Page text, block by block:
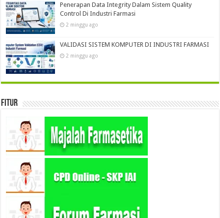
Penerapan Data Integrity Dalam Sistem Quality
Control Di Industri Farmasi
2 minggu ago
VALIDASI SISTEM KOMPUTER DI INDUSTRI FARMASI
2 minggu ago
Fitur